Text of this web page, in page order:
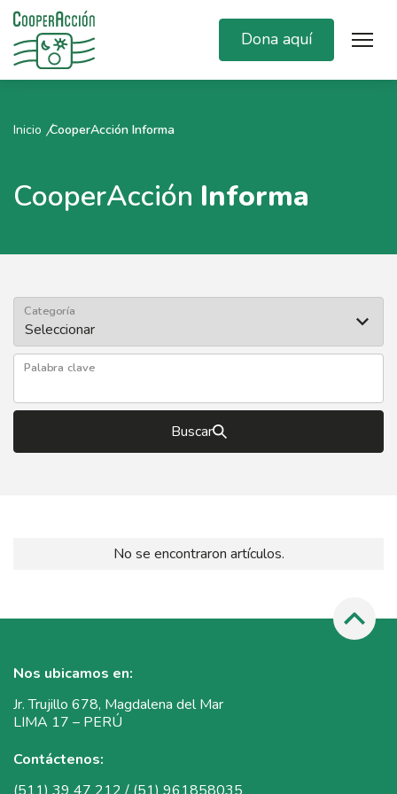
Dona aquí
Inicio CooperAcción Informa
CooperAcción Informa
Categoría
Palabra clave
Buscar
No se encontraron artículos.
Nos ubicamos en:
Jr. Trujillo 678, Magdalena del Mar
LIMA 17 – PERÚ
Contáctenos: